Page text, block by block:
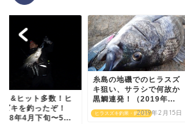
ト&ヒット多数！ヒ
ズキを釣ったぞ！
年4月下旬〜5...
ヒラスズキ釣果・釣行記
糸島の地磯でのヒラスズ
キ狙い、サラシで何故か
黒鯛連発！（2019年...
2019年2月15日